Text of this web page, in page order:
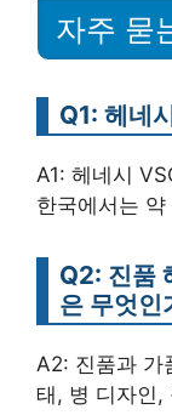
자주 묻
Q1: 헤네
A1: 헤네시
한국에서는
Q2: 진품
은 무엇인
A2: 진품과 가
태, 병 디자인,